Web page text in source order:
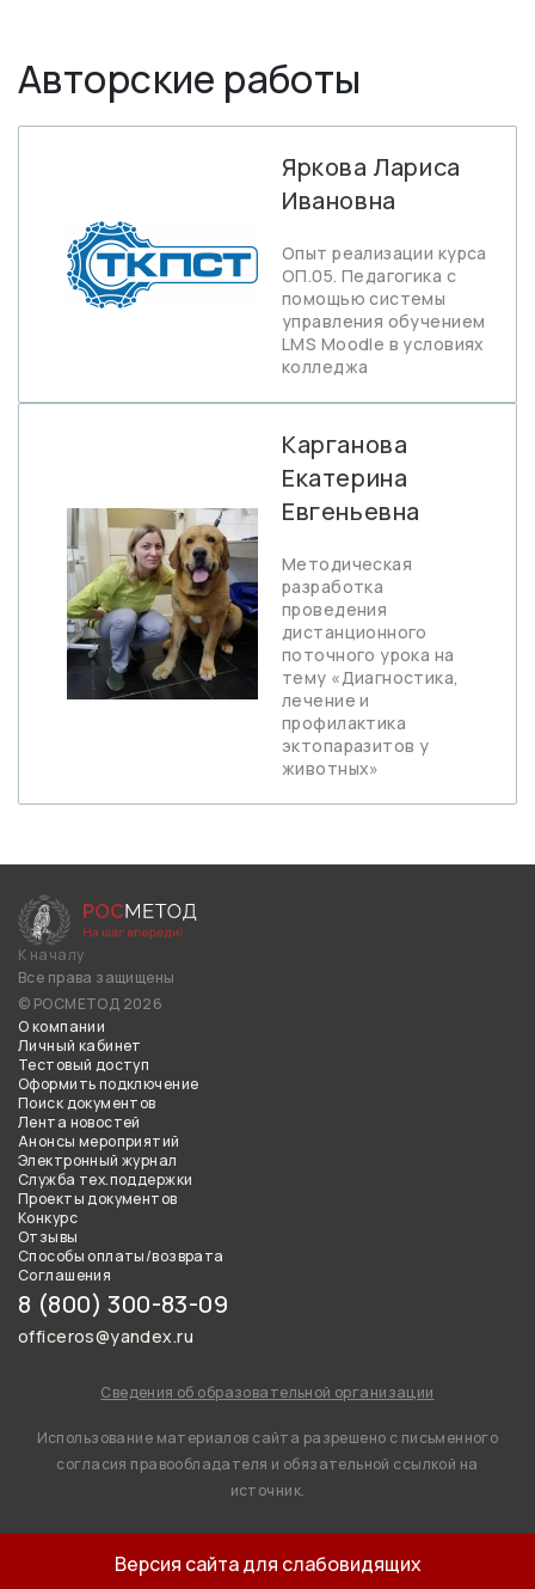
Авторские работы
Яркова Лариса
Ивановна
Опыт реализации курса
ОП.05. Педагогика с
помощью системы
управления обучением
LMS Moodle в условиях
колледжа
Карганова
Екатерина
Евгеньевна
Методическая
разработка
проведения
дистанционного
поточного урока на
тему «Диагностика,
лечение и
профилактика
эктопаразитов у
животных»
К началу
Все права защищены
© РОСМЕТОД 2026
О компании
Личный кабинет
Тестовый доступ
Оформить подключение
Поиск документов
Лента новостей
Анонсы мероприятий
Электронный журнал
Служба тех.поддержки
Проекты документов
Конкурс
Отзывы
Способы оплаты/возврата
Соглашения
8 (800) 300-83-09
officeros@yandex.ru
Сведения об образовательной организации
Использование материалов сайта разрешено с письменного
согласия правообладателя и обязательной ссылкой на
источник.
Версия сайта для слабовидящих